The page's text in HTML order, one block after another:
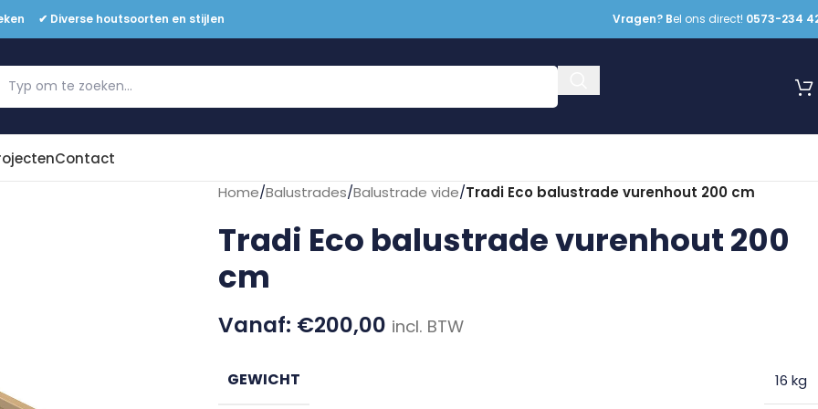
✔ Diverse houtsoorten en stijlen Vragen? Bel ons direct! 0573-234
Contact
Home/Balustrades/Balustrade vide/Tradi Eco balustrade vurenhout 200 cm
Tradi Eco balustrade vurenhout 200
cm
€200,00 incl. BTW
GEWICHT 16 kg